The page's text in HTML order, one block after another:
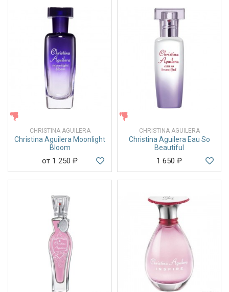
CHRISTINA AGUILERA
Christina Aguilera Moonlight
Bloom
от 1 250 ₽
CHRISTINA AGUILERA
Christina Aguilera Eau So
Beautiful
1 650 ₽